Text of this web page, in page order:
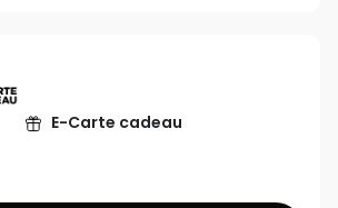
E-Carte cadeau